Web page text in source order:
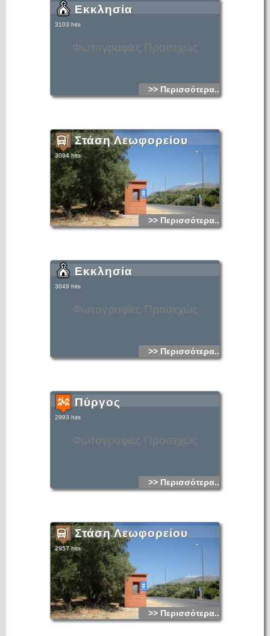
Φωτογραφίες Προσεχώς
Εκκλησία
3103 hits
>> Περισσότερα...
Στάση Λεωφορείου
3094 hits
>> Περισσότερα...
Φωτογραφίες Προσεχώς
Εκκλησία
3049 hits
>> Περισσότερα...
Φωτογραφίες Προσεχώς
Πύργος
2993 hits
>> Περισσότερα...
Στάση Λεωφορείου
2957 hits
>> Περισσότερα...